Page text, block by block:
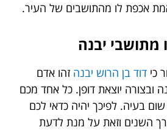
אכפת לו מהתושבים של העיר.
יבנה
כי דוד בן הרוש יבנה זהו אדם
ובצורה יוצאת דופן. כל אחד מכם
שום בעיה. לפיכך יהיה כדאי לכם
השנים וזאת על מנת לדעת